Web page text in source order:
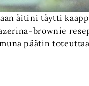
äitini täytti
brownie
päätin